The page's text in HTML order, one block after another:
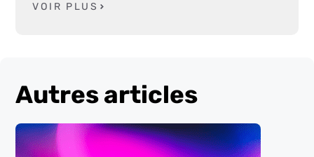
VOIR PLUS
Autres articles